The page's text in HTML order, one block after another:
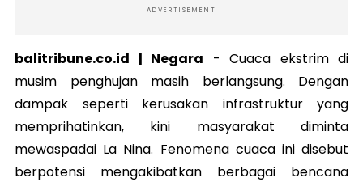
ADVERTISEMENT
balitribune.co.id | Negara - Cuaca ekstrim di
musim penghujan masih berlangsung. Dengan
dampak seperti kerusakan infrastruktur yang
memprihatinkan, kini masyarakat diminta
mewaspadai La Nina. Fenomena cuaca ini disebut
berpotensi mengakibatkan berbagai bencana